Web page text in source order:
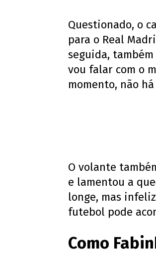
Questionado, o
para o Real
seguida,
vou falar com o
momento, não há
O volante
e lamentou a
longe, mas
futebol pode
Como